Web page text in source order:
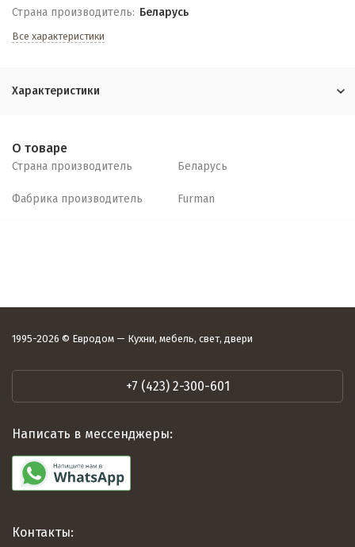
Страна производитель: Беларусь
Все характеристики
Характеристики
О товаре
Страна производитель Беларусь
Фабрика производитель Furman
1995-2026 © Евродом — Кухни, мебель, свет, двери
+7 (423) 2-300-601
Написать в мессенджеры:
Контакты: